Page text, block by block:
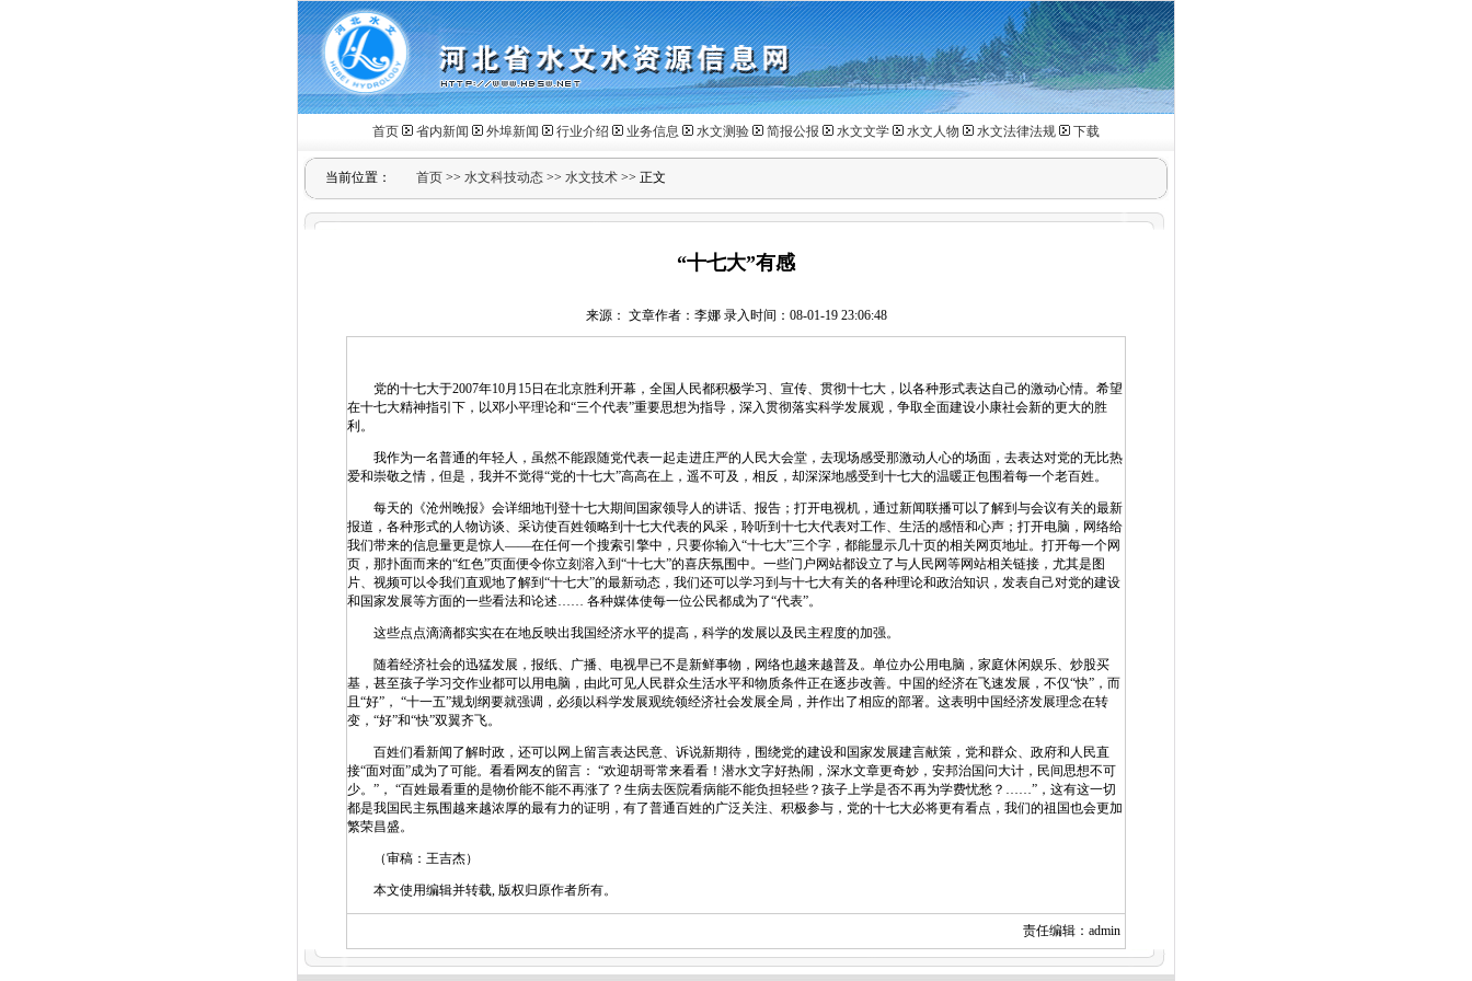
首页 省内新闻 外埠新闻 行业介绍 业务信息 水文测验 简报公报 水文文学 水文人物 水文法律法规 下载
当前位置： 首页 >> 水文科技动态 >> 水文技术 >> 正文
“十七大”有感
来源： 文章作者：李娜 录入时间：08-01-19 23:06:48
党的十七大于2007年10月15日在北京胜利开幕，全国人民都积极学习、宣传、贯彻十七大，以各种形式表达自己的激动心情。希望
在十七大精神指引下，以邓小平理论和“三个代表”重要思想为指导，深入贯彻落实科学发展观，争取全面建设小康社会新的更大的胜
利。
我作为一名普通的年轻人，虽然不能跟随党代表一起走进庄严的人民大会堂，去现场感受那激动人心的场面，去表达对党的无比热
爱和崇敬之情，但是，我并不觉得“党的十七大”高高在上，遥不可及，相反，却深深地感受到十七大的温暖正包围着每一个老百姓。
每天的《沧州晚报》会详细地刊登十七大期间国家领导人的讲话、报告；打开电视机，通过新闻联播可以了解到与会议有关的最新
报道，各种形式的人物访谈、采访使百姓领略到十七大代表的风采，聆听到十七大代表对工作、生活的感悟和心声；打开电脑，网络给
我们带来的信息量更是惊人――在任何一个搜索引擎中，只要你输入“十七大”三个字，都能显示几十页的相关网页地址。打开每一个网
页，那扑面而来的“红色”页面便令你立刻溶入到“十七大”的喜庆氛围中。一些门户网站都设立了与人民网等网站相关链接，尤其是图
片、视频可以令我们直观地了解到“十七大”的最新动态，我们还可以学习到与十七大有关的各种理论和政治知识，发表自己对党的建设
和国家发展等方面的一些看法和论述…… 各种媒体使每一位公民都成为了“代表”。
这些点点滴滴都实实在在地反映出我国经济水平的提高，科学的发展以及民主程度的加强。
随着经济社会的迅猛发展，报纸、广播、电视早已不是新鲜事物，网络也越来越普及。单位办公用电脑，家庭休闲娱乐、炒股买
基，甚至孩子学习交作业都可以用电脑，由此可见人民群众生活水平和物质条件正在逐步改善。中国的经济在飞速发展，不仅“快”，而
且“好”， “十一五”规划纲要就强调，必须以科学发展观统领经济社会发展全局，并作出了相应的部署。这表明中国经济发展理念在转
变，“好”和“快”双翼齐飞。
百姓们看新闻了解时政，还可以网上留言表达民意、诉说新期待，围绕党的建设和国家发展建言献策，党和群众、政府和人民直
接“面对面”成为了可能。看看网友的留言： “欢迎胡哥常来看看！潜水文字好热闹，深水文章更奇妙，安邦治国问大计，民间思想不可
少。”， “百姓最看重的是物价能不能不再涨了？生病去医院看病能不能负担轻些？孩子上学是否不再为学费忧愁？……”，这有这一切
都是我国民主氛围越来越浓厚的最有力的证明，有了普通百姓的广泛关注、积极参与，党的十七大必将更有看点，我们的祖国也会更加
繁荣昌盛。
（审稿：王吉杰）
本文使用编辑并转载, 版权归原作者所有。
责任编辑：admin